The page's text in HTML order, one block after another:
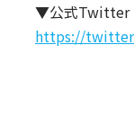
▼公式Twitter
https://